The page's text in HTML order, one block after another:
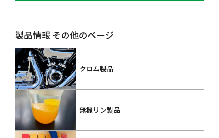
製品情報 その他のページ
クロム製品
無機リン製品